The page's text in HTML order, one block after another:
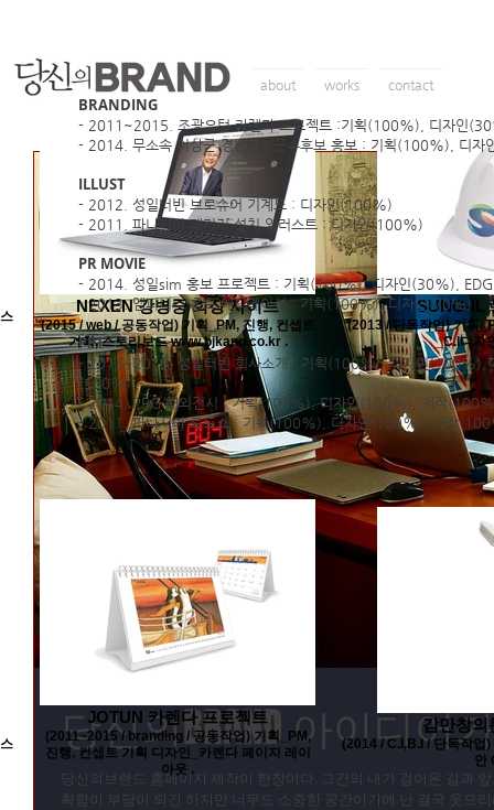
about works contact
당신의BRAND 아이디어
당신의브랜드 홈페이지 제작이 한창이다. 그간의 내가 걸어온 길과
확함이 부담이 되긴 하지만 너무도 소중한 공간이기에 난 결국 웃으
NEXEN 강병중 회장 사이트
(2015 / web / 공동작업) 기획_PM, 진행, 컨셉트
기획, 스토리보드 www.bjkang.co.kr .
SUNG-IL
(2013 / 단독작업) 기획
_C.I디자
JOTUN 카렌다 프로젝트
(2011~2015 / branding / 공동작업) 기획_PM,
진행, 컨셉트 기획 디자인_카렌다 페이지 레이
아웃 .
감만창의
(2014 / C.I,B.I / 단독작업
안
BRANDING
- 2011~2015. 조광요턴 카렌다 프로젝트 :기획(100%), 디자인
- 2014. 무소속 이상근 경남고성군수후보 홍보 : 기획(100%), 디
ILLUST
- 2012. 성일터빈 브로슈어 기계도 : 디자인(100%)
- 2011. 파나시아 패키지 설치 일러스트 : 디자인(100%)
PR MOVIE
- 2014. 성일sim 홍보 프로젝트 : 기획(100%), 디자인(30%),
- 2013. 엠피니티 홍보 애니메이션 : 기획(100%), 디자인(70%)
PPT
- 2013~2015. 성일터빈 회사소개 : 기획(100%), 디자인(100%),
(100%)
- 2014. PPG 해외전시 : 기획(100%), 디자인(100%), 제작
- 2011. 파나시아 로드쇼 : 기획(100%), 디자인(100%), 제작